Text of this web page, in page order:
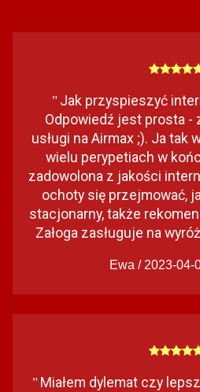
" Jak przyspieszyć
Odpowiedź jest prosta -
usługi na Airmax ;). Ja tak
wielu perypetiach w
zadowolona z jakości
ochoty się przejmować,
stacjonarny, także
Załoga zasługuje na
Ewa / 2023-04-
" Miałem dylemat czy